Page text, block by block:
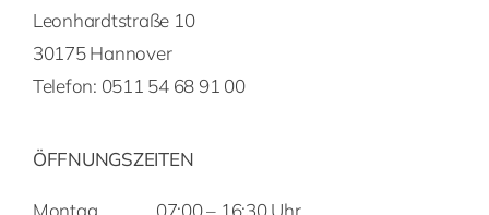
Leonhardtstraße 10
30175 Hannover
Telefon: 0511 54 68 91 00
ÖFFNUNGSZEITEN
Montag
07:00 – 16:30 Uhr